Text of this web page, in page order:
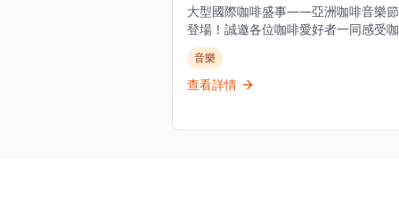
大型國際咖啡盛事——亞洲咖啡音樂
登場！誠邀各位咖啡愛好者一同感受
軍的專業風采，探索全球知名咖啡名
特魅力，品鑑世界多地產區的頂級莊
豆，在美妙旋律中放鬆身心，沉浸於
音樂
查看詳情